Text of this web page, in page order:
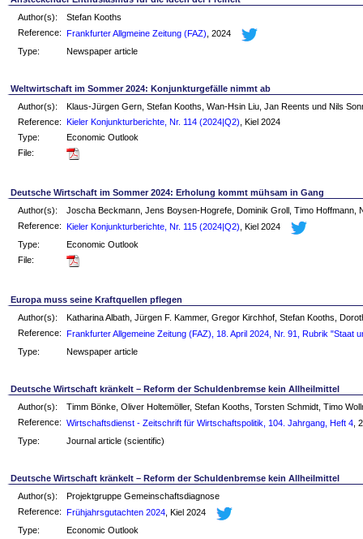
Author(s):
Stefan Kooths
Reference:
Frankfurter Allgmeine Zeitung (FAZ) , 2024
Type:
Newspaper article
Weltwirtschaft im Sommer 2024: Konjunkturgefälle nimmt ab
Author(s):
Klaus-Jürgen Gern, Stefan Kooths, Wan-Hsin Liu, Jan Reents und Nils
Reference:
Kieler Konjunkturberichte, Nr. 114 (2024|Q2) , Kiel 2024
Type:
Economic Outlook
File:
Deutsche Wirtschaft im Sommer 2024: Erholung kommt mühsam in Gang
Author(s):
Joscha Beckmann, Jens Boysen-Hogrefe, Dominik Groll, Timo
Reference:
Kieler Konjunkturberichte, Nr. 115 (2024|Q2) , Kiel 2024
Type:
Economic Outlook
File:
Europa muss seine Kraftquellen pflegen
Author(s):
Katharina Albath, Jürgen F. Kammer, Gregor Kirchhof, Stefan Kooths,
Reference:
Frankfurter Allgemeine Zeitung (FAZ), 18. April 2024, Nr. 91, Rubrik "Staat
Type:
Newspaper article
Deutsche Wirtschaft kränkelt – Reform der Schuldenbremse kein Allheilmittel
Author(s):
Timm Bönke, Oliver Holtemöller, Stefan Kooths, Torsten Schmidt, Timo
Reference:
Wirtschaftsdienst - Zeitschrift für Wirtschaftspolitik, 104. Jahrgang, Heft 4 ,
Type:
Journal article (scientific)
Deutsche Wirtschaft kränkelt – Reform der Schuldenbremse kein Allheilmittel
Author(s):
Projektgruppe Gemeinschaftsdiagnose
Reference:
Frühjahrsgutachten 2024 , Kiel 2024
Type:
Economic Outlook